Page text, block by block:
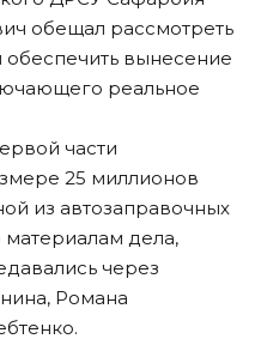
обещал рассмотреть
вынесение
реальное
части
25 миллионов
из автозаправочных
материалам дела,
через
Романа